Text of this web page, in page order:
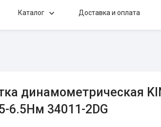
Каталог Доставка и оплата
динамометрическая
6.5Нм 34011-2DG